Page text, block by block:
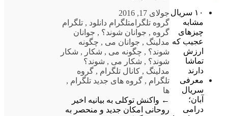
۱۰ سریال
مشابه
چیزهای
عجیب که
ارزش
تماشا
دارند
معرفی
سریال
آبان؛
درامی
جولای 17, 2016
گروه تلگرامتلگرام دانلود , تلگرام
گروه , جوانان شوند؟ , جوانان
مدلینگ , جوانان می , چگونه
شوند؟ , چگونه می , شکار , شکار
شوند؟ , شکار می , شوند؟
مدلینگ , کانال تلگرام , گروه
تلگرام , گروه های جدید تلگرام ,
ها
← واکنش توکلی به بیانیه اخیر
روحانی امکان جدید و منحصر به